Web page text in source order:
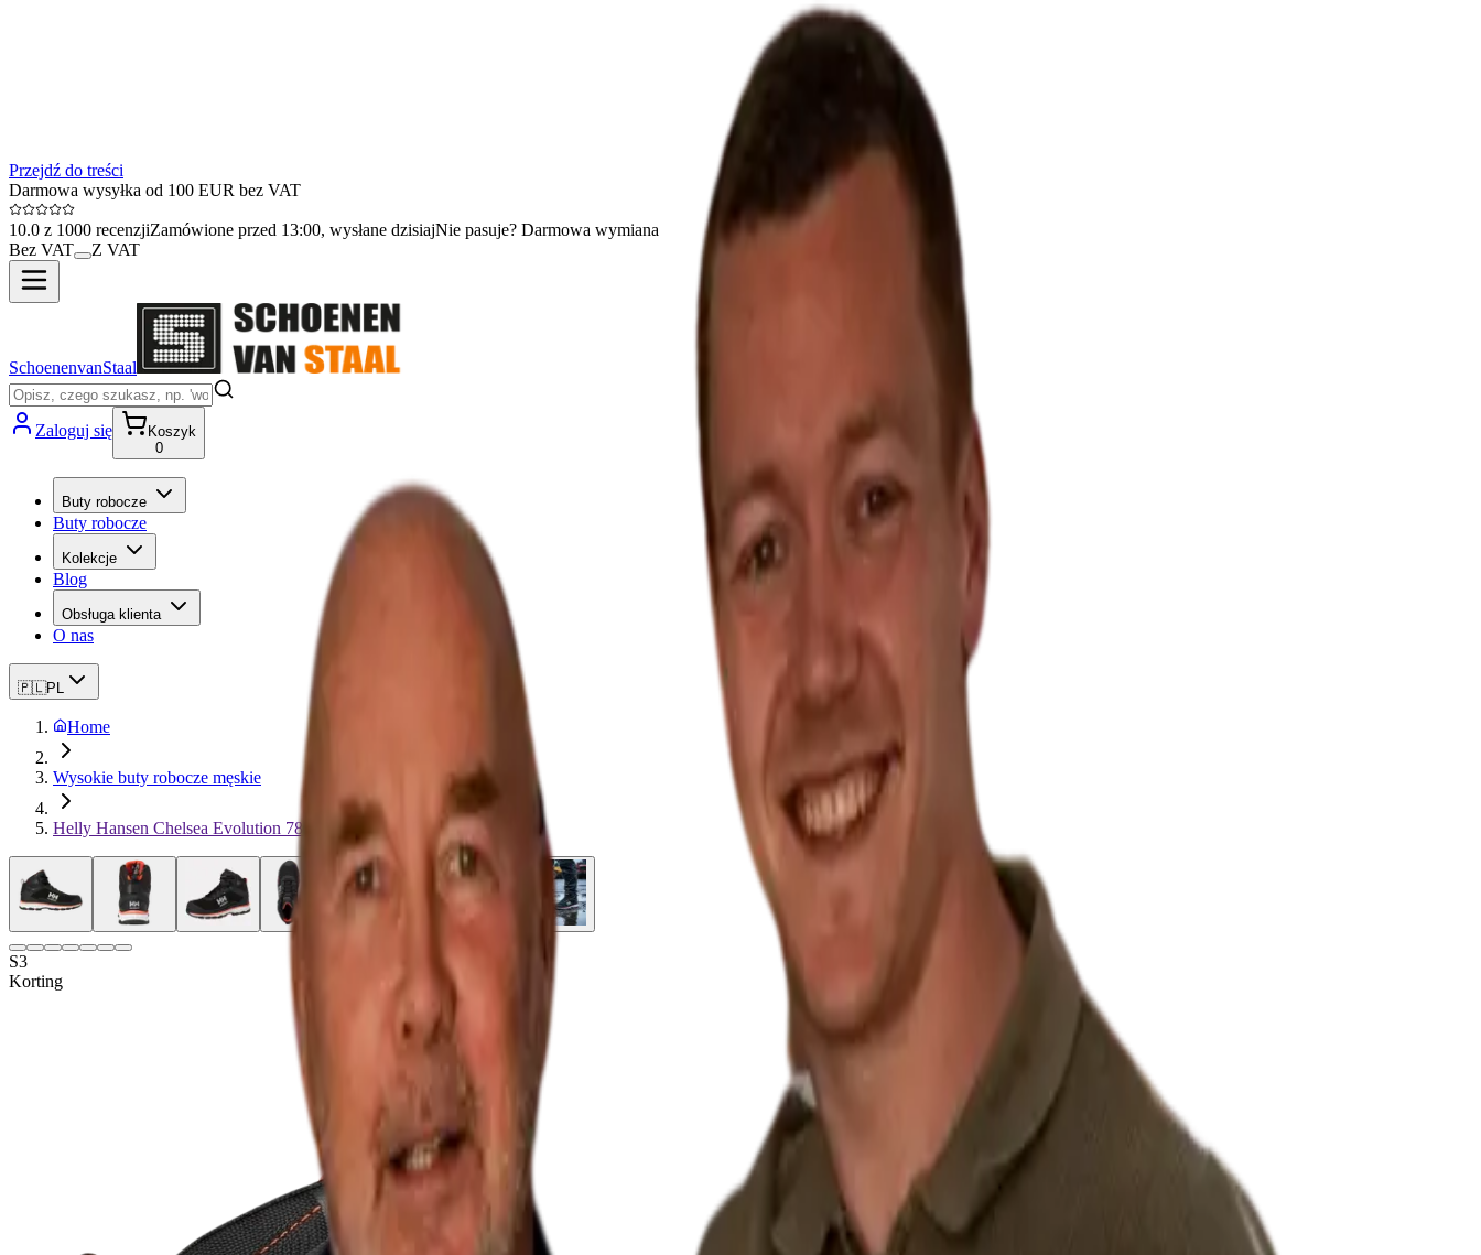
Przejdź do treści
Darmowa wysyłka od 100 EUR bez VAT
10.0 z 1000 recenzjiZamówione przed 13:00, wysłane dzisiajNie pasuje? Darmowa wymiana
Bez VAT
Z VAT
SchoenenvanStaal
Zaloguj się
Koszyk
0
Buty robocze
Buty robocze
Kolekcje
Blog
Obsługa klienta
O nas
🇵🇱PL
Home
Wysokie buty robocze męskie
Helly Hansen Chelsea Evolution 78392 2.0 HT
S3
Korting